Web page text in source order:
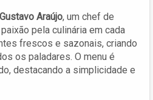
Gustavo Araújo, um chef de
pela culinária em cada
frescos e sazonais, criando
os paladares. O menu é
destacando a simplicidade e